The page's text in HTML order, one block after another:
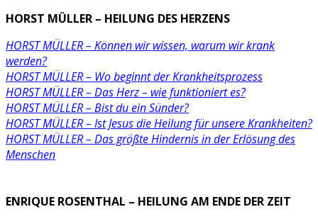
HORST MÜLLER – HEILUNG DES HERZENS
HORST MÜLLER – Können wir wissen, warum wir krank
werden?
HORST MÜLLER – Wo beginnt der Krankheitsprozess
HORST MÜLLER – Das Herz – wie funktioniert es?
HORST MÜLLER – Bist du ein Sünder?
HORST MÜLLER – Ist Jesus die Heilung für unsere Krankheiten?
HORST MÜLLER – Das größte Hindernis in der Erlösung des
Menschen
ENRIQUE ROSENTHAL – HEILUNG AM ENDE DER ZEIT